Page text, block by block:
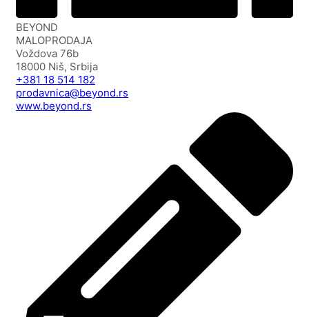
BEYOND
MALOPRODAJA
Voždova 76b
18000 Niš, Srbija
+381 18 514 182
prodavnica@beyond.rs
www.beyond.rs